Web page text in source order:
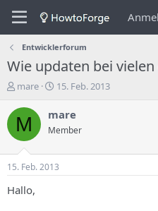
Entwicklerforum
Wie updaten bei
E
s
t
e
e
r
mare
E
s
e
l
u
15. Feb. 2013
M mare
Member
15. Feb. 2013
Hallo,